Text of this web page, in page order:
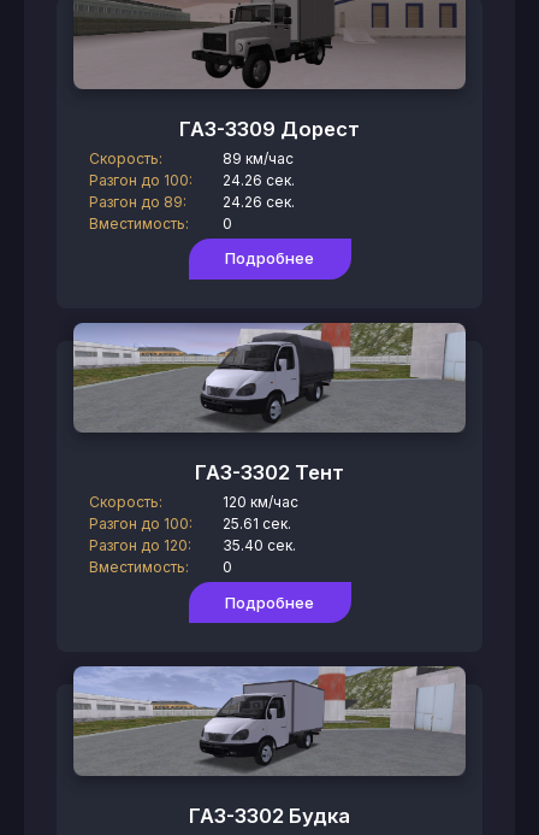
ГАЗ-3309 Дорест
Скорость:
89 км/час
Разгон до 100:
24.26 сек.
Разгон до 89:
24.26 сек.
Вместимость:
0
Подробнее
ГАЗ-3302 Тент
Скорость:
120 км/час
Разгон до 100:
25.61 сек.
Разгон до 120:
35.40 сек.
Вместимость:
0
Подробнее
ГАЗ-3302 Будка